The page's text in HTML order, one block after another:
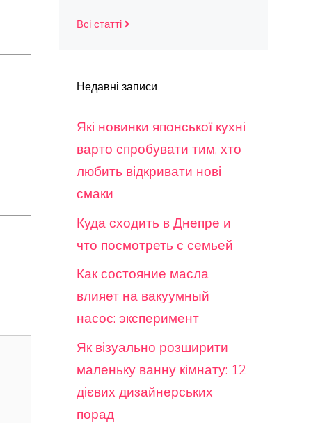
Всі статті
Недавні записи
Які новинки японської кухні
варто спробувати тим, хто
любить відкривати нові
смаки
Куда сходить в Днепре и
что посмотреть с семьей
Как состояние масла
влияет на вакуумный
насос: эксперимент
Як візуально розширити
маленьку ванну кімнату: 12
дієвих дизайнерських
порад